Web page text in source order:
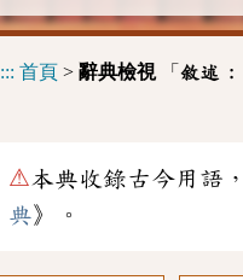
::: 首頁 > 辭典檢視「 敘述 :
⚠本典收錄古今用語，
典》。